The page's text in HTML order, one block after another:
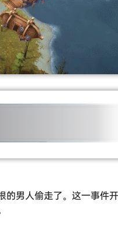
男人偷走了。这一事件